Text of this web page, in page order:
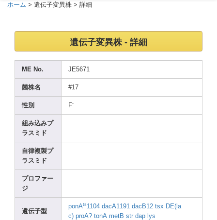
ホーム > 遺伝子変異株 > 詳細
遺伝子変異株 - 詳細
ME No. JE5671
菌株名 #17
性別 F-
組み込みプ
ラスミド
自律複製プ
ラスミド
プロファー
ジ
遺伝子型
ponAts1104 dacA1191 dacB12 tsx DE(la
c) proA? tonA metB str dap lys